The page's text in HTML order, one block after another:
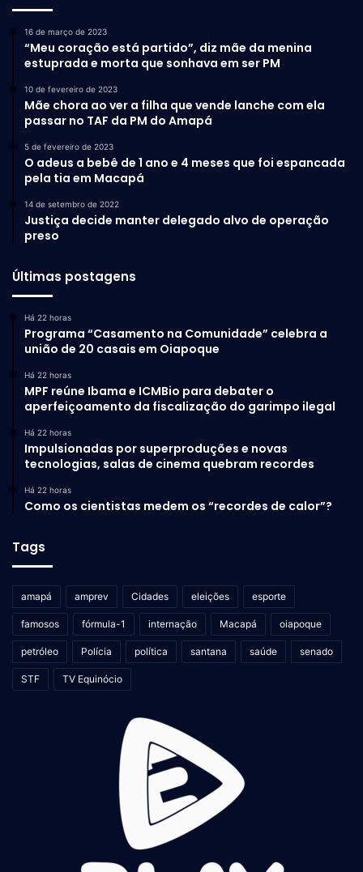
16 de março de 2023
“Meu coração está partido”, diz mãe da menina
estuprada e morta que sonhava em ser PM
10 de fevereiro de 2023
Mãe chora ao ver a filha que vende lanche com ela
passar no TAF da PM do Amapá
5 de fevereiro de 2023
O adeus a bebê de 1 ano e 4 meses que foi espancada
pela tia em Macapá
14 de setembro de 2022
Justiça decide manter delegado alvo de operação
preso
Últimas postagens
Há 22 horas
Programa “Casamento na Comunidade” celebra a
união de 20 casais em Oiapoque
Há 22 horas
MPF reúne Ibama e ICMBio para debater o
aperfeiçoamento da fiscalização do garimpo ilegal
Há 22 horas
Impulsionadas por superproduções e novas
tecnologias, salas de cinema quebram recordes
Há 22 horas
Como os cientistas medem os “recordes de calor”?
Tags
amapá amprev Cidades eleições esporte
famosos fórmula-1 internação Macapá oiapoque
petróleo Polícia política santana saúde senado
STF TV Equinócio